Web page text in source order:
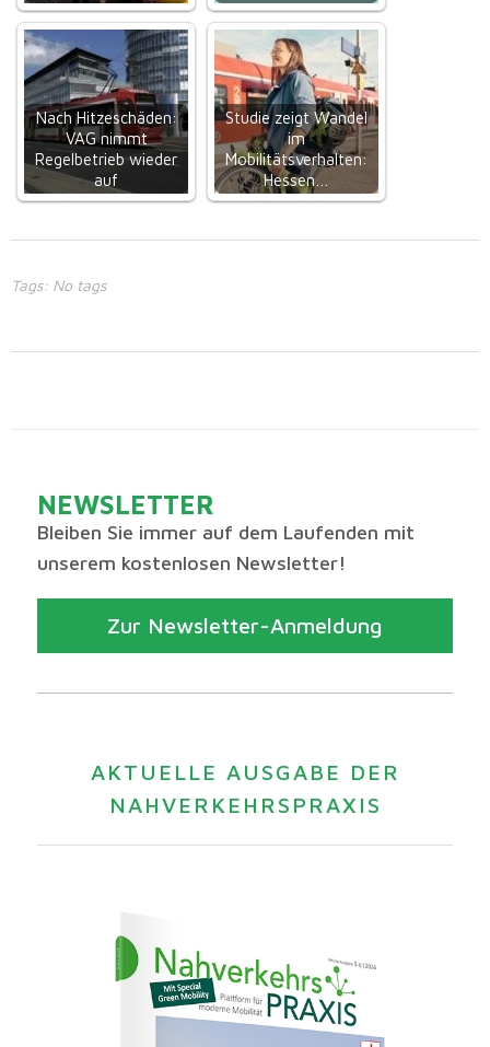
Nach Hitzeschäden:
VAG nimmt
Regelbetrieb wieder
auf
Studie zeigt Wandel
im
Mobilitätsverhalten:
Hessen…
Tags: No tags
NEWSLETTER
Bleiben Sie immer auf dem Laufenden mit
unserem kostenlosen Newsletter!
Zur Newsletter-Anmeldung
AKTUELLE AUSGABE DER
NAHVERKEHRSPRAXIS